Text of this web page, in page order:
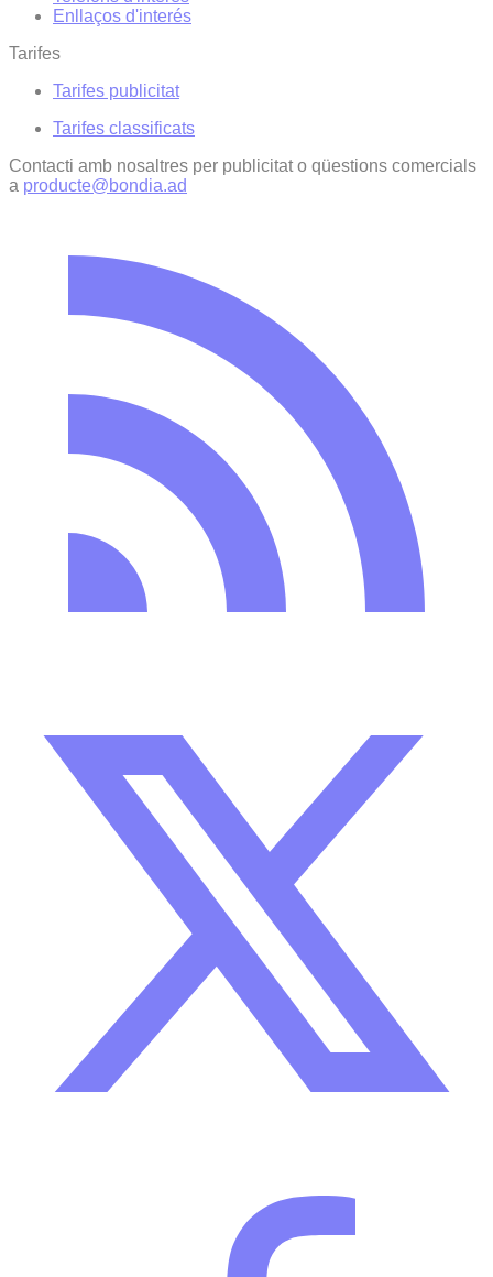
Enllaços d'interés
Tarifes
Tarifes publicitat
Tarifes classificats
Contacti amb nosaltres per publicitat o qüestions comercials
a producte@bondia.ad